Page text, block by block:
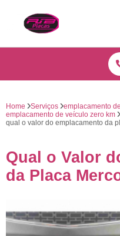
Home Serviços
emplacamento
emplacamento de veículo zero km
qual o valor do emplacamento da
Qual o Valor
da Placa